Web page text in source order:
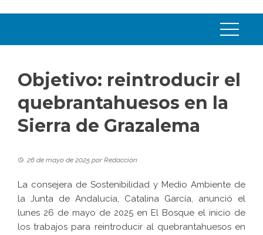
Objetivo: reintroducir el
quebrantahuesos en la
Sierra de Grazalema
26 de mayo de 2025 porRedacción
La consejera de Sostenibilidad y Medio Ambiente de
la Junta de Andalucía, Catalina García, anunció el
lunes 26 de mayo de 2025 en El Bosque el inicio de
los trabajos para reintroducir al quebrantahuesos en